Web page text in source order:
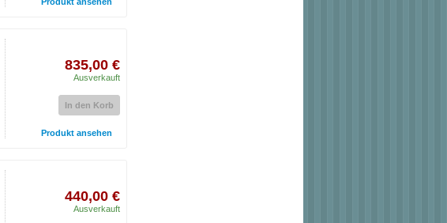
835,00 €
Ausverkauft
In den Korb
Produkt ansehen
440,00 €
Ausverkauft